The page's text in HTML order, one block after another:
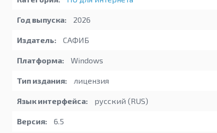
Год выпуска: 2026
Издатель: САФИБ
Платформа: Windows
Тип издания: лицензия
Язык интерфейса: русский (RUS)
Версия: 6.5